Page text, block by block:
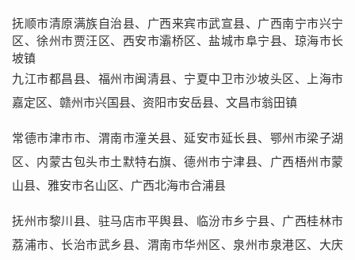
抚顺市清原满族自治县、广西来宾市武宣县、广西南宁市兴宁
区、徐州市贾汪区、西安市灞桥区、盐城市阜宁县、琼海市长
坡镇
九江市都昌县、福州市闽清县、宁夏中卫市沙坡头区、上海市
嘉定区、赣州市兴国县、资阳市安岳县、文昌市翁田镇
常德市津市市、渭南市潼关县、延安市延长县、鄂州市梁子湖
区、内蒙古包头市土默特右旗、德州市宁津县、广西梧州市蒙
山县、雅安市名山区、广西北海市合浦县
抚州市黎川县、驻马店市平舆县、临汾市乡宁县、广西桂林市
荔浦市、长治市武乡县、渭南市华州区、泉州市泉港区、大庆